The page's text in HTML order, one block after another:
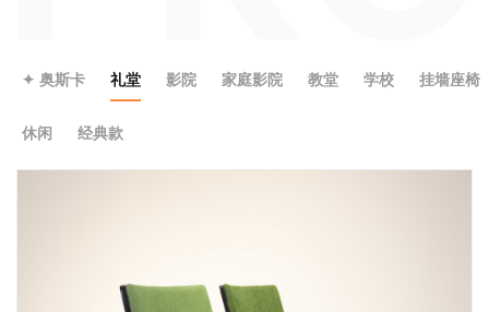
✦ 奥斯卡 礼堂 影院 家庭影院 教堂 学校 挂墙座椅
休闲 经典款